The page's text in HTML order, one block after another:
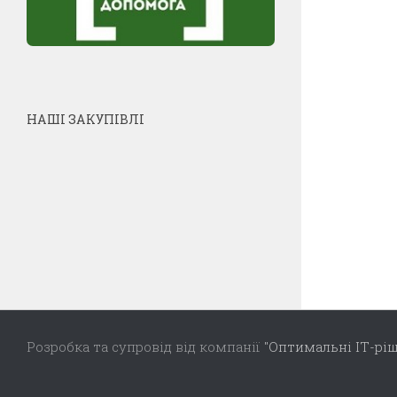
НАШІ ЗАКУПІВЛІ
Розробка та супровід від компанії "Оптимальні ІТ-